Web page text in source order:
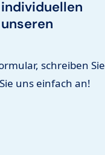
individuellen
schreiben Sie
uns einfach an!